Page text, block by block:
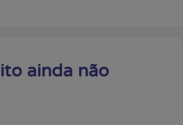
ainda não